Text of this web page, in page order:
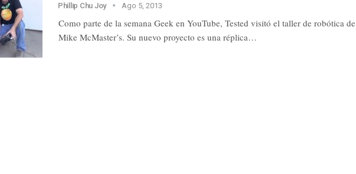
Phillip Chu Joy Ago 5, 2013
Como parte de la semana Geek en YouTube, Tested visitó el taller de robótica de
Mike McMaster’s. Su nuevo proyecto es una réplica…